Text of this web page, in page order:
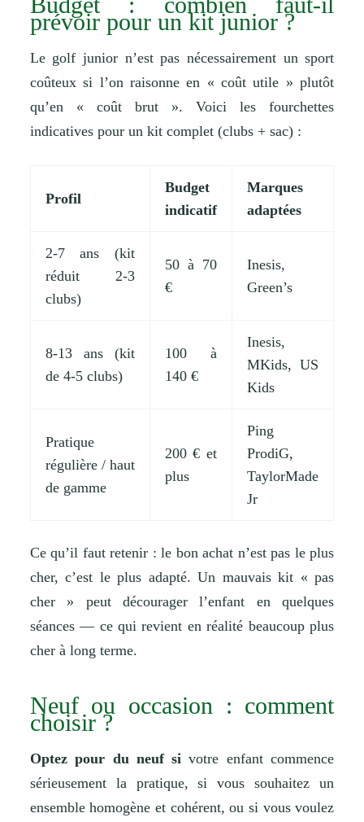
prévoir pour un kit junior ?
Le golf junior n’est pas nécessairement un sport
coûteux si l’on raisonne en « coût utile » plutôt
qu’en « coût brut ». Voici les fourchettes
indicatives pour un kit complet (clubs + sac) :
Profil
Budget
indicatif
Marques
adaptées
2-7 ans (kit
réduit 2-3
clubs)
50 à 70
€
Inesis,
Green’s
8-13 ans (kit
de 4-5 clubs)
100 à
140 €
Inesis,
MKids, US
Kids
Pratique
régulière / haut
de gamme
200 € et
plus
Ping
ProdiG,
TaylorMade
Jr
Ce qu’il faut retenir : le bon achat n’est pas le plus
cher, c’est le plus adapté. Un mauvais kit « pas
cher » peut décourager l’enfant en quelques
séances — ce qui revient en réalité beaucoup plus
cher à long terme.
Neuf ou occasion : comment
choisir ?
Optez pour du neuf si votre enfant commence
sérieusement la pratique, si vous souhaitez un
ensemble homogène et cohérent, ou si vous voulez